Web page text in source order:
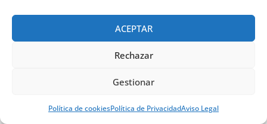
ACEPTAR
Rechazar
Gestionar
Política de cookiesPolítica de PrivacidadAviso Legal
Ocio y Tiempo libre